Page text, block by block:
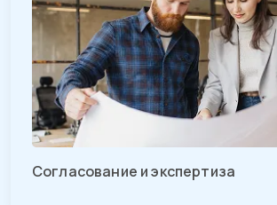
Согласование и экспертиза